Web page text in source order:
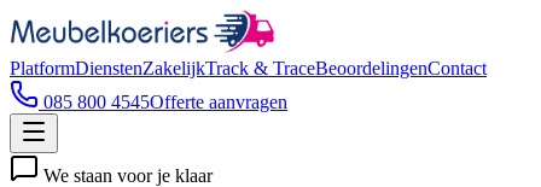
PlatformDienstenZakelijkTrack & TraceBeoordelingenContact
085 800 4545Offerte aanvragen
We staan voor je klaar